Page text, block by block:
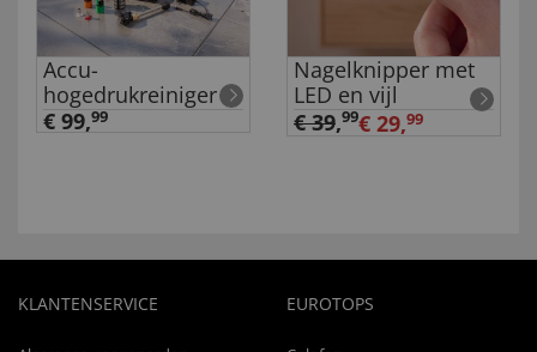
Accu-
hogedrukreiniger
€ 99,99
Nagelknipper met
LED en vijl
€ 39,99€ 29,99
KLANTENSERVICE EUROTOPS